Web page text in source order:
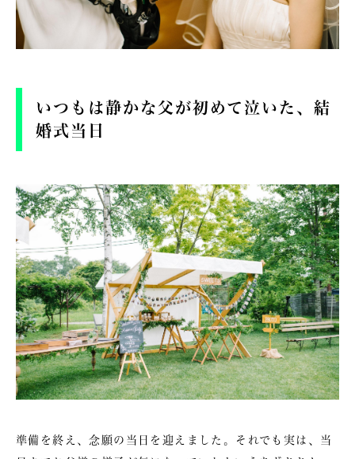
いつもは静かな父が初めて泣いた、結
婚式当日
準備を終え、念願の当日を迎えました。それでも実は、当